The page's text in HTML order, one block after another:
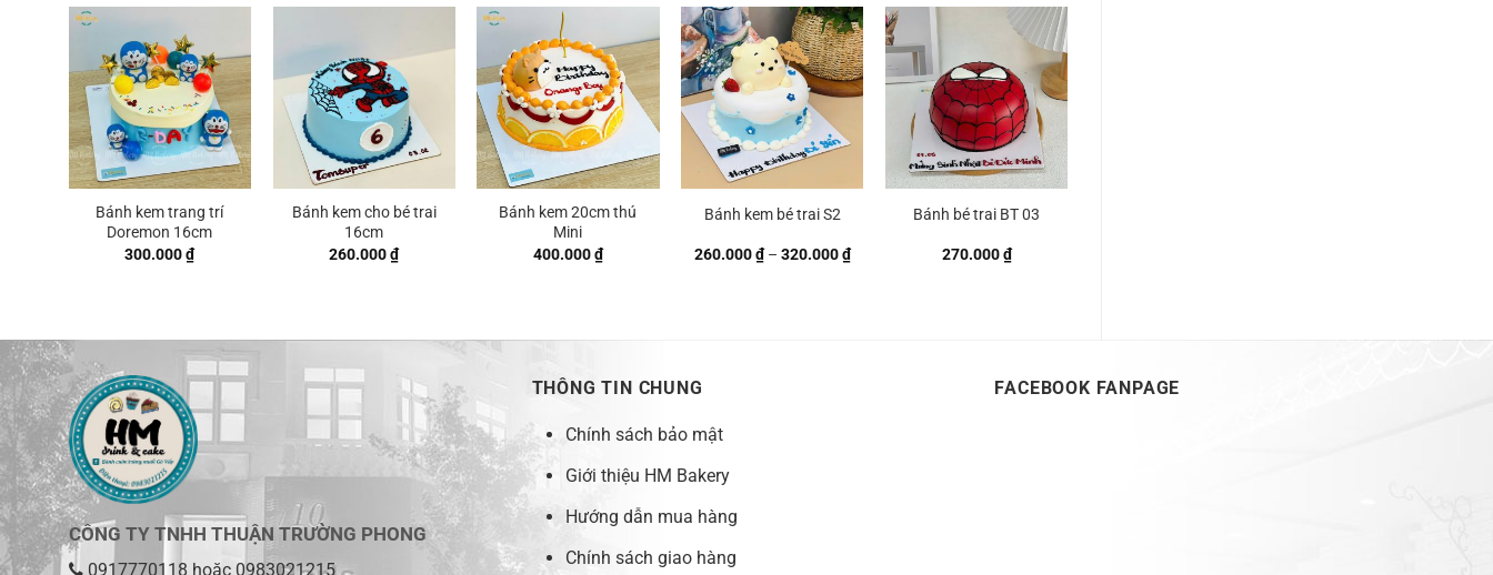
400.000 ₫
350.000 ₫
Bánh kem trang trí
Doremon 16cm
300.000₫
Bánh kem cho bé trai
16cm
260.000₫
Bánh kem 20cm thú
Mini
400.000₫
Bánh kem bé trai S2
260.000₫ – 320.000₫Khoảng
giá:
Bánh bé trai BT 03
270.000₫
CÔNG TY TNHH THUẬN TRƯỜNG PHONG
0917770118 hoặc 0983021215
THÔNG TIN CHUNG
Chính sách bảo mật
Giới thiệu HM Bakery
Hướng dẫn mua hàng
Chính sách giao hàng
FACEBOOK FANPAGE